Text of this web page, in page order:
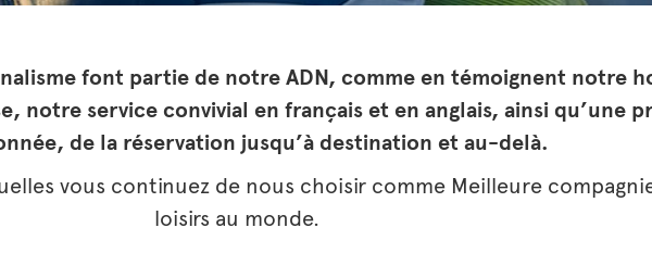
font partie de notre ADN, comme en témoignent notre
notre service convivial en français et en anglais, ainsi qu’une
de la réservation jusqu’à destination et au-delà.
vous continuez de nous choisir comme Meilleure
loisirs au monde.